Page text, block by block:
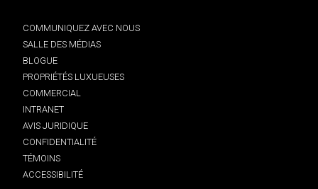
COMMUNIQUEZ AVEC NOUS
SALLE DES MÉDIAS
BLOGUE
PROPRIÉTÉS LUXUEUSES
COMMERCIAL
INTRANET
AVIS JURIDIQUE
CONFIDENTIALITÉ
TÉMOINS
ACCESSIBILITÉ